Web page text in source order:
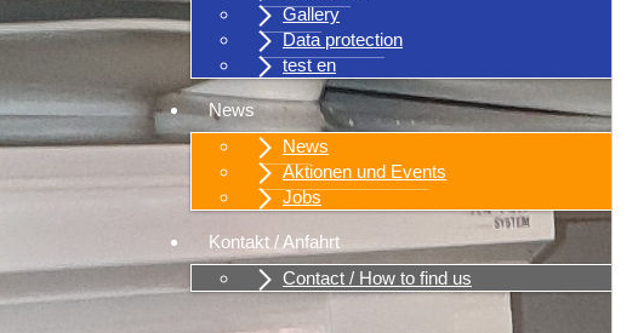
Gallery
Data protection
test en
News
News
Aktionen und Events
Jobs
Kontakt / Anfahrt
Contact / How to find us